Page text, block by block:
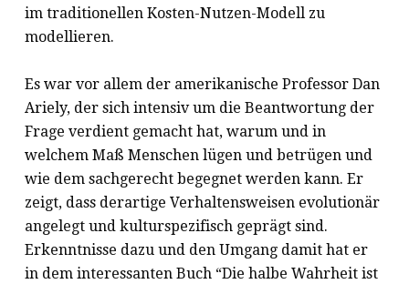
im traditionellen Kosten-Nutzen-Modell zu
modellieren.
Es war vor allem der amerikanische Professor Dan
Ariely, der sich intensiv um die Beantwortung der
Frage verdient gemacht hat, warum und in
welchem Maß Menschen lügen und betrügen und
wie dem sachgerecht begegnet werden kann. Er
zeigt, dass derartige Verhaltensweisen evolutionär
angelegt und kulturspezifisch geprägt sind.
Erkenntnisse dazu und den Umgang damit hat er
in dem interessanten Buch “Die halbe Wahrheit ist